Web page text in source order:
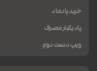
خرید پادماد
پاد یکبار مصرف
ویپ دست دوم